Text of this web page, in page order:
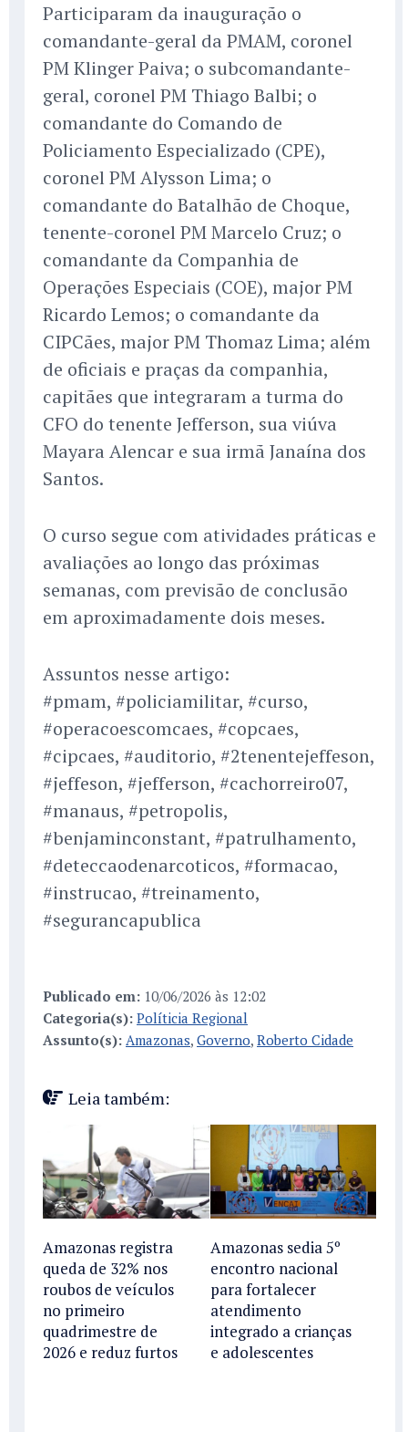
Participaram da inauguração o
comandante-geral da PMAM, coronel
PM Klinger Paiva; o subcomandante-
geral, coronel PM Thiago Balbi; o
comandante do Comando de
Policiamento Especializado (CPE),
coronel PM Alysson Lima; o
comandante do Batalhão de Choque,
tenente-coronel PM Marcelo Cruz; o
comandante da Companhia de
Operações Especiais (COE), major PM
Ricardo Lemos; o comandante da
CIPCães, major PM Thomaz Lima; além
de oficiais e praças da companhia,
capitães que integraram a turma do
CFO do tenente Jefferson, sua viúva
Mayara Alencar e sua irmã Janaína dos
Santos.
O curso segue com atividades práticas e
avaliações ao longo das próximas
semanas, com previsão de conclusão
em aproximadamente dois meses.
Assuntos nesse artigo:
#pmam, #policiamilitar, #curso,
#operacoescomcaes, #copcaes,
#cipcaes, #auditorio, #2tenentejeffeson,
#jeffeson, #jefferson, #cachorreiro07,
#manaus, #petropolis,
#benjaminconstant, #patrulhamento,
#deteccaodenarcoticos, #formacao,
#instrucao, #treinamento,
#segurancapublica
Publicado em: 10/06/2026 às 12:02
Categoria(s): Políticia Regional
Assunto(s): Amazonas, Governo, Roberto Cidade
Leia também:
Amazonas registra
queda de 32% nos
roubos de veículos
no primeiro
quadrimestre de
2026 e reduz furtos
Amazonas sedia 5º
encontro nacional
para fortalecer
atendimento
integrado a crianças
e adolescentes